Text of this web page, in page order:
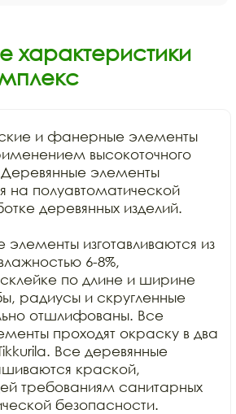
характеристики
и фанерные элементы
высокоточного
элементы
на полуавтоматической
деревянных изделий.
элементы изготавливаются из
6-8%,
по длине и ширине
радиусы и скругленные
отшлифованы. Все
проходят окраску в два
Все деревянные
краской,
требованиям санитарных
безопасности.